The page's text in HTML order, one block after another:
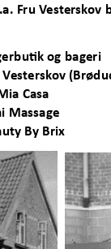
Fru Vesterskov
og bageri
Vesterskov
Casa
Massage
By Brix